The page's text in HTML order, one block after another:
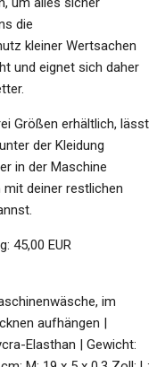
die
kleiner Wertsachen
und eignet sich daher
Größen erhältlich, lässt
der Kleidung
in der Maschine
deiner restlichen
45,00 EUR
im
aufhängen |
Elasthan | Gewicht: